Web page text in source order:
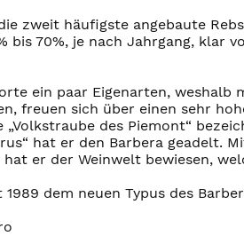
zweit häufigste angebaute
70%, je nach Jahrgang, klar
ein paar Eigenarten, weshalb
freuen sich über einen sehr
des Piemont“
hat er den Barbera
er der Weinwelt bewiesen,
dem neuen Typus des